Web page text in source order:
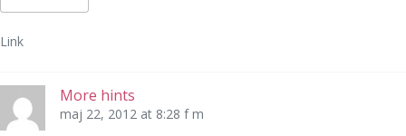
Link
More hints
maj 22, 2012 at 8:28 f m